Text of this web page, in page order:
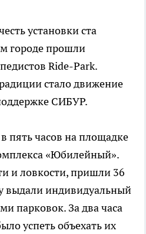
установки ста
городе прошли
Ride-Park.
стало движение
СИБУР.
пять часов на площадке
«Юбилейный».
и ловкости, пришли 36
выдали индивидуальный
парковок. За два часа
успеть объехать их